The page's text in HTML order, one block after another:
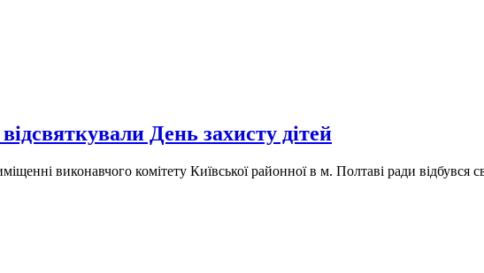
День захисту дітей
виконавчого комітету Київської районної в м. Полтаві ради відбувся